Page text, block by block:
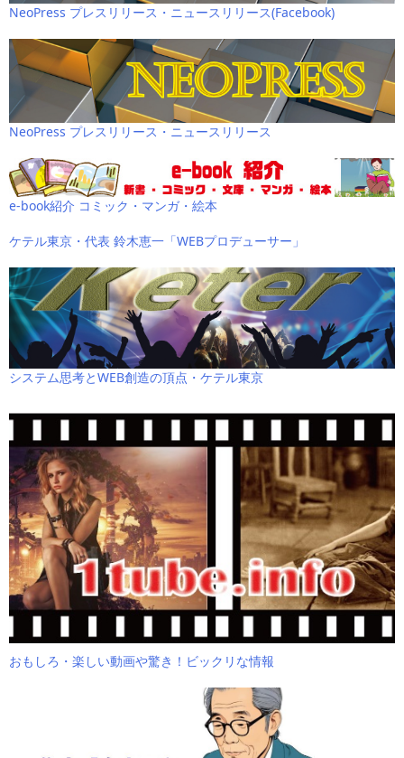
NeoPress プレスリリース・ニュースリリース(Facebook)
NeoPress プレスリリース・ニュースリリース
e-book紹介 コミック・マンガ・絵本
ケテル東京・代表 鈴木恵一「WEBプロデューサー」
システム思考とWEB創造の頂点・ケテル東京
おもしろ・楽しい動画や驚き！ビックリな情報